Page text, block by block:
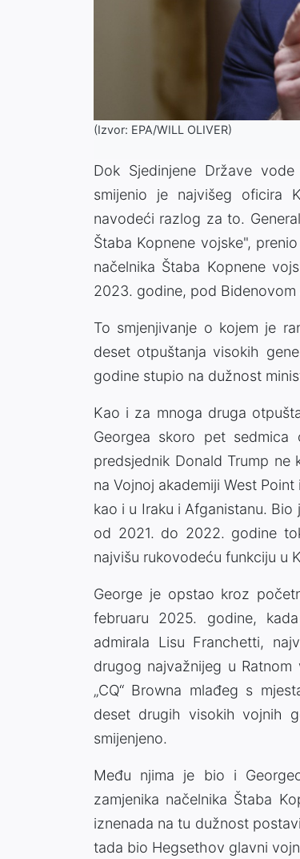
(Izvor: EPA/WILL OLIVER)
Dok Sjedinjene Države
smijenio je najvišeg oficira
navodeći razlog za to.
Štaba Kopnene vojske",
načelnika Štaba Kopnene
2023. godine, pod Bidenovom
To smjenjivanje o kojem je
deset otpuštanja visokih
godine stupio na dužnost
Kao i za mnoga druga
Georgea skoro pet
predsjednik Donald Trump
na Vojnoj akademiji West
kao i u Iraku i Afganistanu.
od 2021. do 2022. godine
najvišu rukovodeću funkciju u
George je opstao kroz
februaru 2025. godine,
admirala Lisu Franchetti,
drugog najvažnijeg u
„CQ“ Browna mlađeg s
deset drugih visokih vojnih
smijenjeno.
Među njima je bio i
zamjenika načelnika Štaba
iznenada na tu dužnost
tada bio Hegsethov glavni